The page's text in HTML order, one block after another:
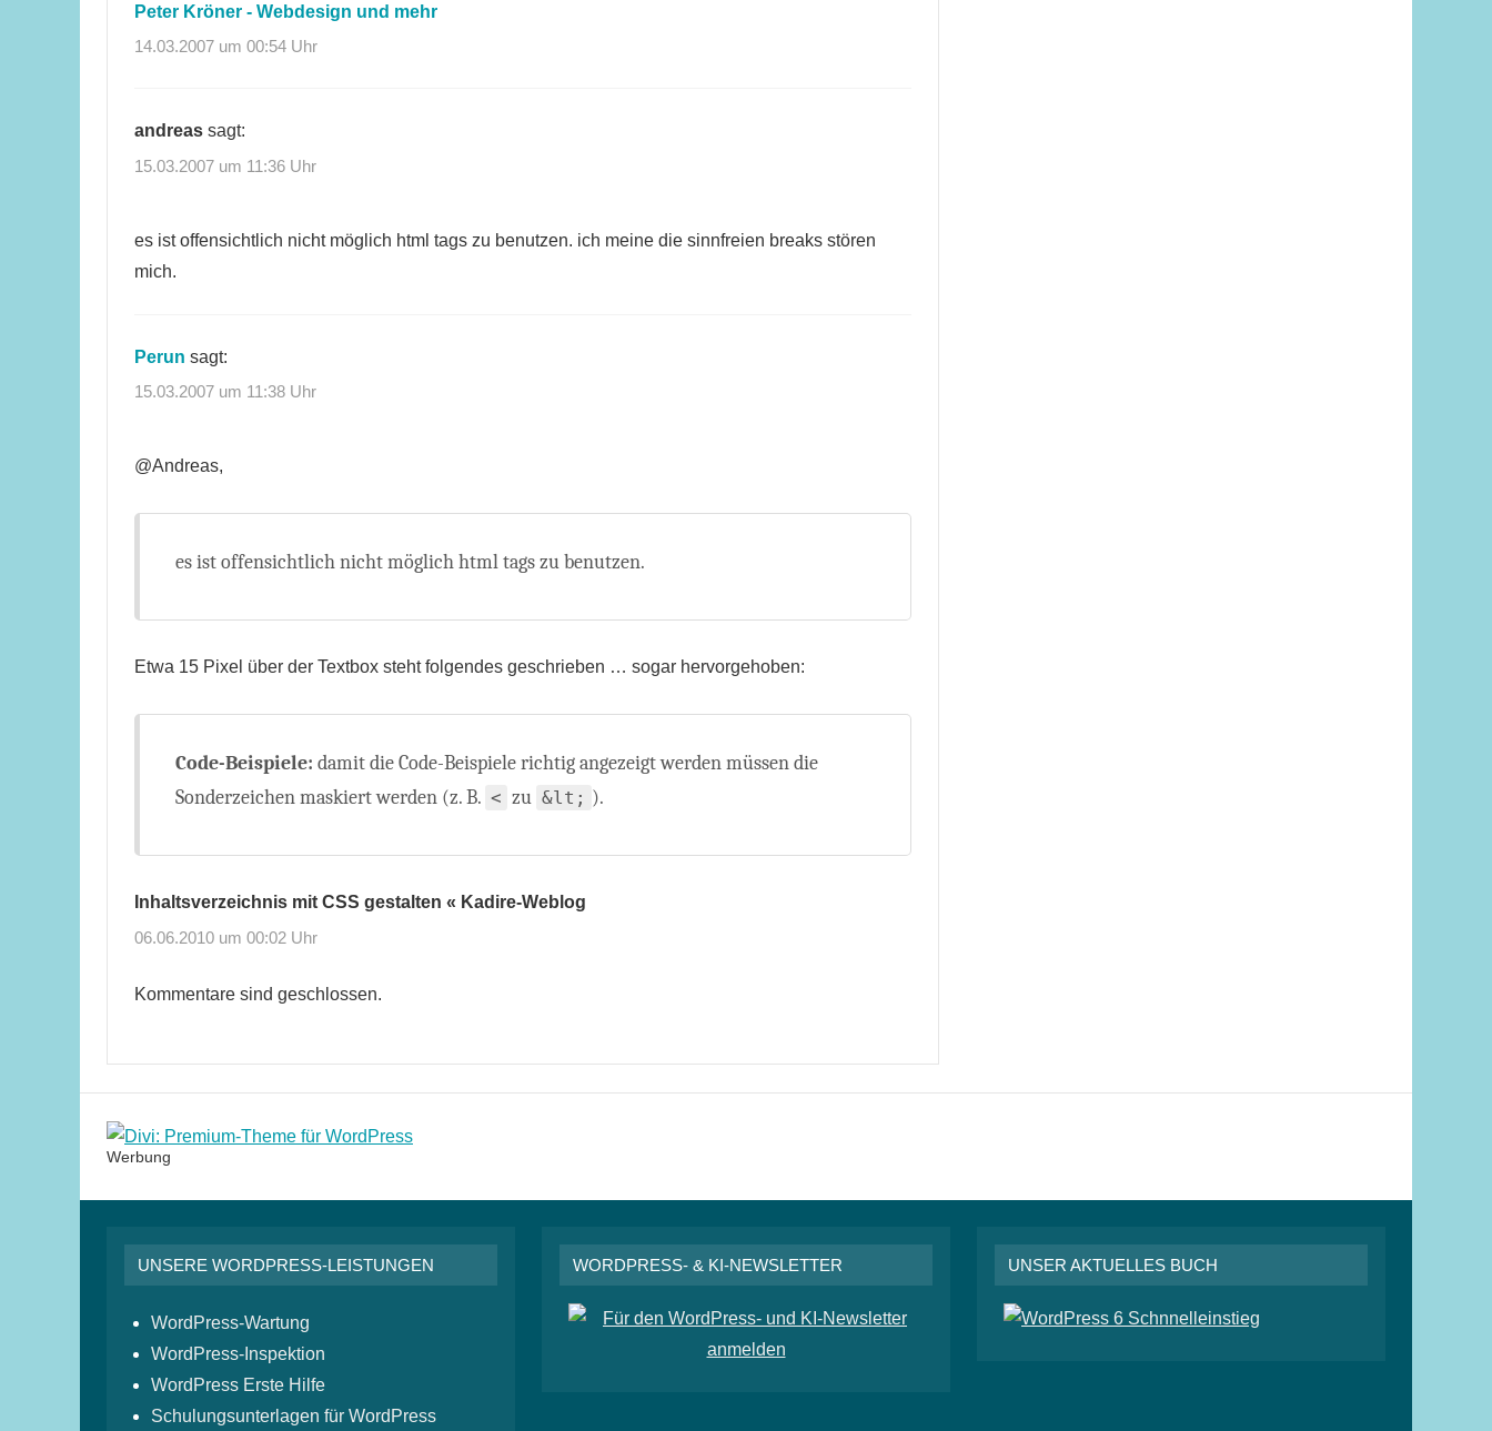
Peter Kröner - Webdesign und mehr
14.03.2007 um 00:54 Uhr
andreas sagt:
15.03.2007 um 11:36 Uhr
es ist offensichtlich nicht möglich html tags zu benutzen. ich meine die sinnfreien breaks stören
mich.
Perun sagt:
15.03.2007 um 11:38 Uhr
@Andreas,
es ist offensichtlich nicht möglich html tags zu benutzen.
Etwa 15 Pixel über der Textbox steht folgendes geschrieben … sogar hervorgehoben:
Code-Beispiele: damit die Code-Beispiele richtig angezeigt werden müssen die
Sonderzeichen maskiert werden (z. B. < zu &lt; ).
Inhaltsverzeichnis mit CSS gestalten « Kadire-Weblog
06.06.2010 um 00:02 Uhr
Kommentare sind geschlossen.
Werbung
UNSERE WORDPRESS-LEISTUNGEN
WordPress-Wartung
WordPress-Inspektion
WordPress Erste Hilfe
Schulungsunterlagen für WordPress
WORDPRESS- & KI-NEWSLETTER UNSER AKTUELLES BUCH